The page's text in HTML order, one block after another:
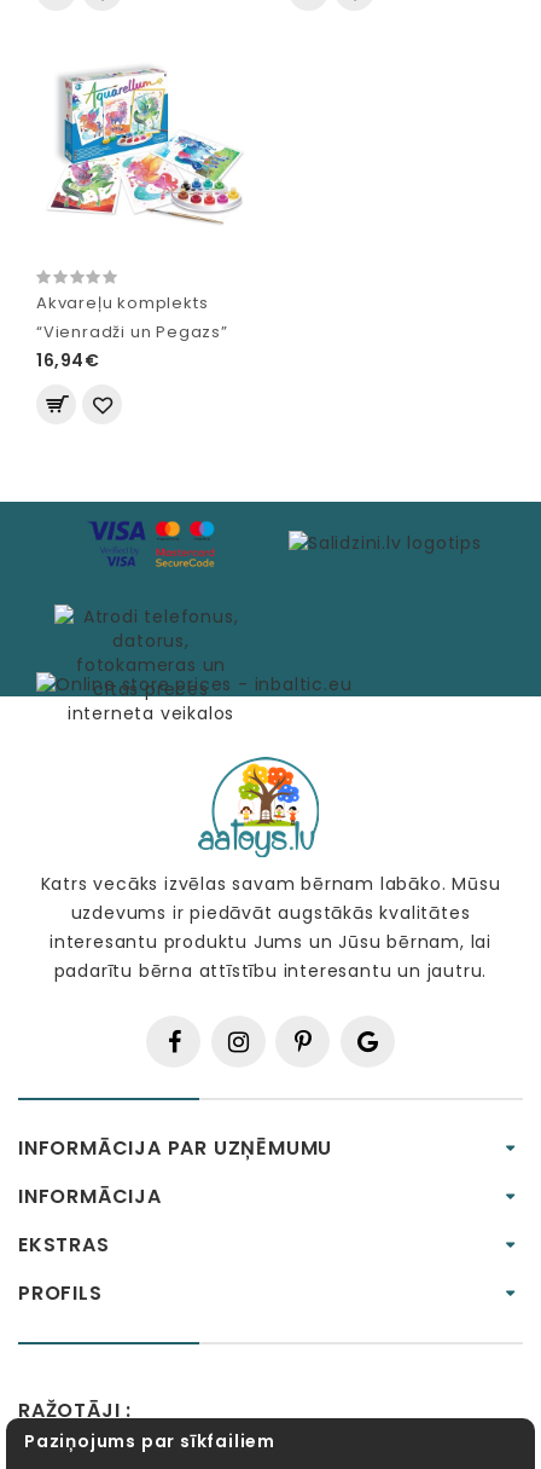
Akvareļu komplekts
“Vienradži un Pegazs”
16,94€
Katrs vecāks izvēlas savam bērnam labāko. Mūsu
uzdevums ir piedāvāt augstākās kvalitātes
interesantu produktu Jums un Jūsu bērnam, lai
padarītu bērna attīstību interesantu un jautru.
INFORMĀCIJA PAR UZŅĒMUMU
INFORMĀCIJA
EKSTRAS
PROFILS
RAŽOTĀJI :
Alexander Toys APLI kids
Paziņojums par sīkfailiem